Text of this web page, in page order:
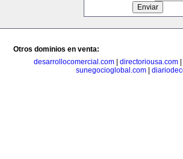
Otros dominios en venta:
desarrollocomercial.com
directoriousa.com
sunegocioglobal.com|